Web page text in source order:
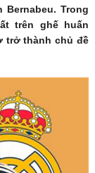
Trong
trên ghế huấn
trở thành chủ đề